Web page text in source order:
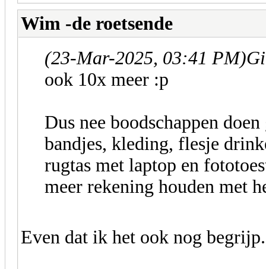
Wim -de roetsende
(23-Mar-2025, 03:41 PM)
ook 10x meer :p
Dus nee boodschappen
bandjes, kleding, flesje
rugtas met laptop en
meer rekening houden met
Even dat ik het ook nog begrijp.